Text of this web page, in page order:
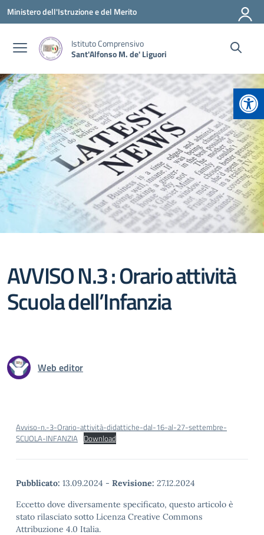
Vai ai contenuti
Vai al menu di navigazione
Vai al footer
Ministero dell'Istruzione e del Merito
Istituto Comprensivo
Sant'Alfonso M. de' Liguori
AVVISO N.3 : Orario attività
Scuola dell’Infanzia
Web editor
Avviso-n.-3-Orario-attività-didattiche-dal-16-al-27-settembre-
SCUOLA-INFANZIA Download
Pubblicato: 13.09.2024 - Revisione: 27.12.2024
Eccetto dove diversamente specificato, questo articolo è
stato rilasciato sotto Licenza Creative Commons
Attribuzione 4.0 Italia.